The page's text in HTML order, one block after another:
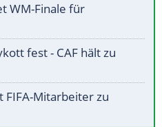
WM-Finale für
fest - CAF hält zu
Mitarbeiter zu